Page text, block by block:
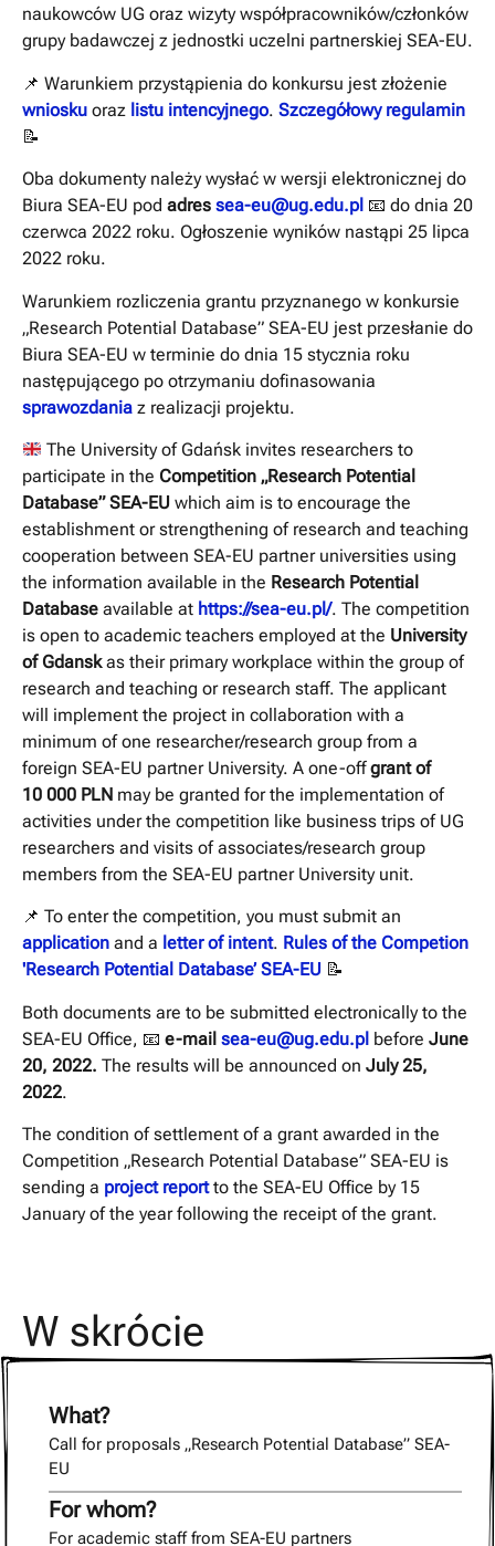
naukowców UG oraz wizyty współpracowników/członków
grupy badawczej z jednostki uczelni partnerskiej SEA-EU.
📌 Warunkiem przystąpienia do konkursu jest złożenie
wniosku oraz listu intencyjnego. Szczegółowy regulamin
📝
Oba dokumenty należy wysłać w wersji elektronicznej do
Biura SEA-EU pod adres sea-eu@ug.edu.pl 📧 do dnia 20
czerwca 2022 roku. Ogłoszenie wyników nastąpi 25 lipca
2022 roku.
Warunkiem rozliczenia grantu przyznanego w konkursie
„Research Potential Database” SEA-EU jest przesłanie do
Biura SEA-EU w terminie do dnia 15 stycznia roku
następującego po otrzymaniu dofinasowania
sprawozdania z realizacji projektu.
The University of Gdańsk invites researchers to
participate in the Competition „Research Potential
Database” SEA-EU which aim is to encourage the
establishment or strengthening of research and teaching
cooperation between SEA-EU partner universities using
the information available in the Research Potential
Database available at https://sea-eu.pl/. The competition
is open to academic teachers employed at the University
of Gdanskas their primary workplace within the group of
research and teaching or research staff. The applicant
will implement the project in collaboration with a
minimum of one researcher/research group from a
foreign SEA-EU partner University. A one-offgrant of
10 000 PLN may be granted for the implementation of
activities under the competition like business trips of UG
researchers and visits of associates/research group
members from the SEA-EU partner University unit.
📌 To enter the competition, you must submit an
application and a letter of intent. Rules of the Competion
'Research Potential Database’ SEA-EU 📝
Both documents are to be submitted electronically to the
SEA-EU Office, 📧 e-mail sea-eu@ug.edu.pl before June
20, 2022. The results will be announced on July 25,
2022.
The condition of settlement of a grant awarded in the
Competition „Research Potential Database” SEA-EU is
sending a project reportto the SEA-EU Office by 15
January of the year following the receipt of the grant.
W skrócie
What?
Call for proposals „Research Potential Database” SEA-
EU
For whom?
For academic staff from SEA-EU partners